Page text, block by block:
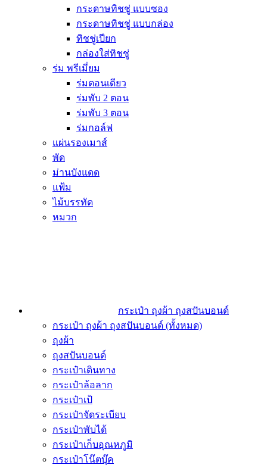
กระดาษทิชชู่ แบบซอง
กระดาษทิชชู่ แบบกล่อง
ทิชชู่เปียก
กล่องใส่ทิชชู่
ร่ม พรีเมี่ยม
ร่มตอนเดียว
ร่มพับ 2 ตอน
ร่มพับ 3 ตอน
ร่มกอล์ฟ
แผ่นรองเมาส์
พัด
ม่านบังแดด
แฟ้ม
ไม้บรรทัด
หมวก
กระเป๋า ถุงผ้า ถุงสปันบอนด์
กระเป๋า ถุงผ้า ถุงสปันบอนด์ (ทั้งหมด)
ถุงผ้า
ถุงสปันบอนด์
กระเป๋าเดินทาง
กระเป๋าล้อลาก
กระเป๋าเป้
กระเป๋าจัดระเบียบ
กระเป๋าพับได้
กระเป๋าเก็บอุณหภูมิ
กระเป๋าโน๊ตบุ๊ค